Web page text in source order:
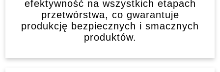
efektywność na wszystkich etapach
przetwórstwa, co gwarantuje
produkcję bezpiecznych i smacznych
produktów.